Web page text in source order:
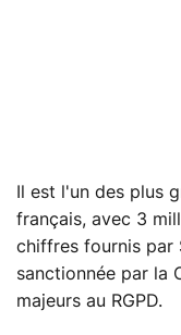
Il est l'un des plus
français, avec 3
chiffres fournis par
sanctionnée par la
majeurs au RGPD.